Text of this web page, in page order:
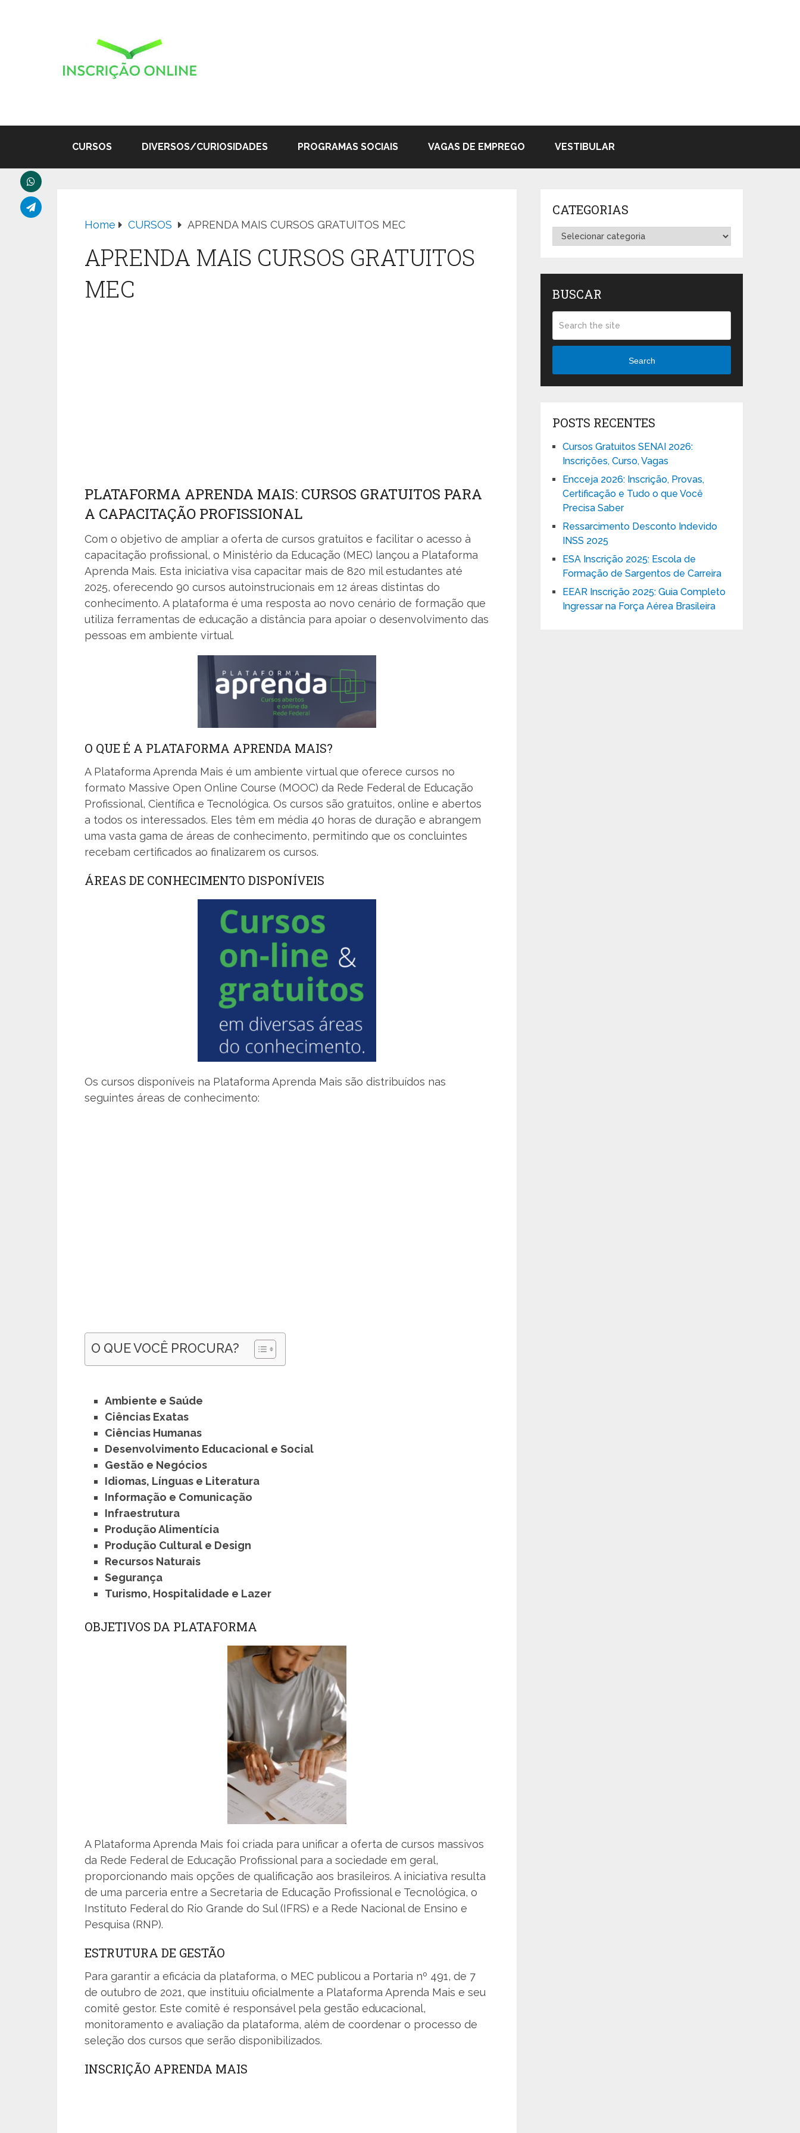
CURSOS DIVERSOS/CURIOSIDADES PROGRAMAS SOCIAIS VAGAS DE EMPREGO VESTIBULAR
Home CURSOS APRENDA MAIS CURSOS GRATUITOS MEC
APRENDA MAIS CURSOS GRATUITOS
MEC
PLATAFORMA APRENDA MAIS: CURSOS GRATUITOS PARA
A CAPACITAÇÃO PROFISSIONAL
Com o objetivo de ampliar a oferta de cursos gratuitos e facilitar o acesso à
capacitação profissional, o Ministério da Educação (MEC) lançou a Plataforma
Aprenda Mais. Esta iniciativa visa capacitar mais de 820 mil estudantes até
2025, oferecendo 90 cursos autoinstrucionais em 12 áreas distintas do
conhecimento. A plataforma é uma resposta ao novo cenário de formação que
utiliza ferramentas de educação a distância para apoiar o desenvolvimento das
pessoas em ambiente virtual.
O QUE É A PLATAFORMA APRENDA MAIS?
A Plataforma Aprenda Mais é um ambiente virtual que oferece cursos no
formato Massive Open Online Course (MOOC) da Rede Federal de Educação
Profissional, Científica e Tecnológica. Os cursos são gratuitos, online e abertos
a todos os interessados. Eles têm em média 40 horas de duração e abrangem
uma vasta gama de áreas de conhecimento, permitindo que os concluintes
recebam certificados ao finalizarem os cursos.
ÁREAS DE CONHECIMENTO DISPONÍVEIS
Os cursos disponíveis na Plataforma Aprenda Mais são distribuídos nas
seguintes áreas de conhecimento:
O QUE VOCÊ PROCURA?
Ambiente e Saúde
Ciências Exatas
Ciências Humanas
Desenvolvimento Educacional e Social
Gestão e Negócios
Idiomas, Línguas e Literatura
Informação e Comunicação
Infraestrutura
Produção Alimentícia
Produção Cultural e Design
Recursos Naturais
Segurança
Turismo, Hospitalidade e Lazer
OBJETIVOS DA PLATAFORMA
A Plataforma Aprenda Mais foi criada para unificar a oferta de cursos massivos
da Rede Federal de Educação Profissional para a sociedade em geral,
proporcionando mais opções de qualificação aos brasileiros. A iniciativa resulta
de uma parceria entre a Secretaria de Educação Profissional e Tecnológica, o
Instituto Federal do Rio Grande do Sul (IFRS) e a Rede Nacional de Ensino e
Pesquisa (RNP).
ESTRUTURA DE GESTÃO
Para garantir a eficácia da plataforma, o MEC publicou a Portaria nº 491, de 7
de outubro de 2021, que instituiu oficialmente a Plataforma Aprenda Mais e seu
comitê gestor. Este comitê é responsável pela gestão educacional,
monitoramento e avaliação da plataforma, além de coordenar o processo de
seleção dos cursos que serão disponibilizados.
INSCRIÇÃO APRENDA MAIS
CATEGORIAS
Categorias
BUSCAR
Search
POSTS RECENTES
Cursos Gratuitos SENAI 2026:
Inscrições, Curso, Vagas
Encceja 2026: Inscrição, Provas,
Certificação e Tudo o que Você
Precisa Saber
Ressarcimento Desconto Indevido
INSS 2025
ESA Inscrição 2025: Escola de
Formação de Sargentos de Carreira
EEAR Inscrição 2025: Guia Completo
Ingressar na Força Aérea Brasileira